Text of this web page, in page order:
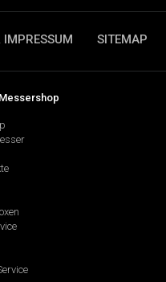
SITEMAP